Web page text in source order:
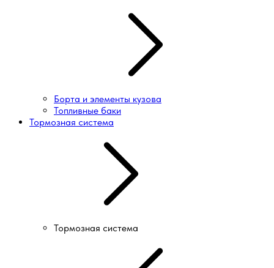
Борта и элементы кузова
Топливные баки
Тормозная система
Тормозная система